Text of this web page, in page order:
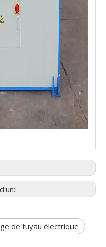
de tuyau électrique